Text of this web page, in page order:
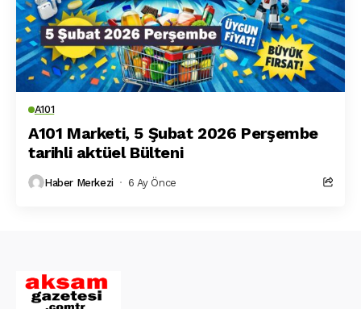
A101
A101 Marketi, 5 Şubat 2026 Perşembe
tarihli aktüel Bülteni
Haber Merkezi 6 Ay Önce